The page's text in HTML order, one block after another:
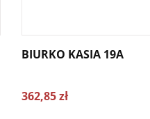
BIURKO KASIA 19A
362,85 zł